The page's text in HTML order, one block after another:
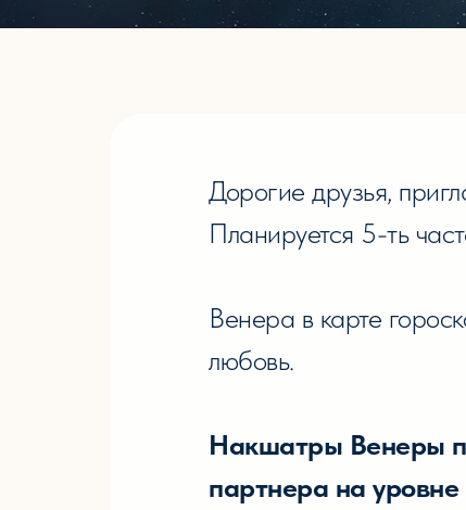
Дорогие друзья,
Планируется 5-ть
Венера в карте
любовь.
Накшатры Венеры
партнера на